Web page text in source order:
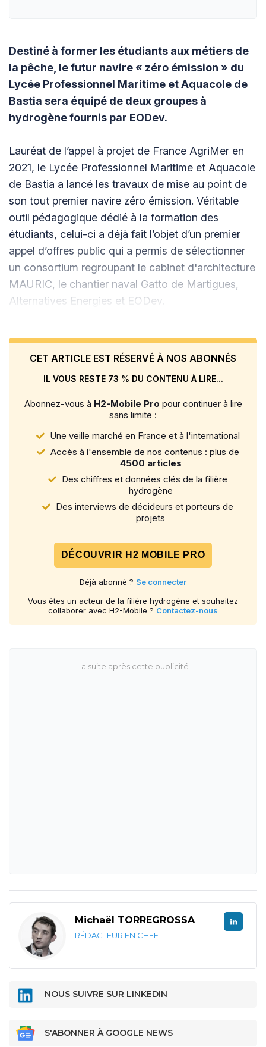
Destiné à former les étudiants aux métiers de
la pêche, le futur navire « zéro émission » du
Lycée Professionnel Maritime et Aquacole de
Bastia sera équipé de deux groupes à
hydrogène fournis par EODev.
Lauréat de l’appel à projet de France AgriMer en
2021, le Lycée Professionnel Maritime et Aquacole
de Bastia a lancé les travaux de mise au point de
son tout premier navire zéro émission. Véritable
outil pédagogique dédié à la formation des
étudiants, celui-ci a déjà fait l’objet d’un premier
appel d’offres public qui a permis de sélectionner
un consortium regroupant le cabinet d'architecture
MAURIC, le chantier naval Gatto de Martigues,
Alternatives Energies et EODev.
CET ARTICLE EST RÉSERVÉ À NOS ABONNÉS
IL VOUS RESTE 73 % DU CONTENU À LIRE...
Abonnez-vous à H2-Mobile Pro pour continuer à lire
sans limite :
Une veille marché en France et à l'international
Accès à l'ensemble de nos contenus : plus de
4500 articles
Des chiffres et données clés de la filière
hydrogène
Des interviews de décideurs et porteurs de
projets
DÉCOUVRIR H2 MOBILE PRO
Déjà abonné ? Se connecter
Vous êtes un acteur de la filière hydrogène et souhaitez
collaborer avec H2-Mobile ? Contactez-nous
Michaël TORREGROSSA
RÉDACTEUR EN CHEF
NOUS SUIVRE SUR LINKEDIN
S'ABONNER À GOOGLE NEWS